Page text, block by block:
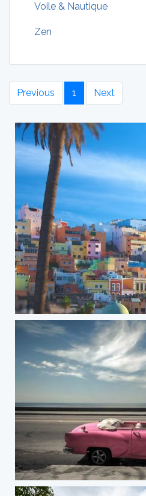
Voile & Nautique
Zen
Previous 1 Next